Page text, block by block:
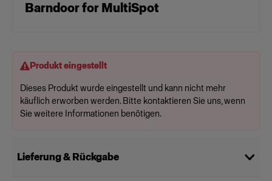
Barndoor for MultiSpot
Produkt eingestellt
Dieses Produkt wurde eingestellt und kann nicht mehr
käuflich erworben werden. Bitte kontaktieren Sie uns, wenn
Sie weitere Informationen benötigen.
Lieferung & Rückgabe